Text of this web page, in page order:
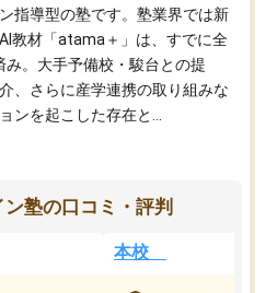
指導型の塾です。塾業界では新
教材「atama＋」は、すでに全
み。大手予備校・駿台との提
、さらに産学連携の取り組みな
ンを起こした存在と...
塾の口コミ・評判
本校